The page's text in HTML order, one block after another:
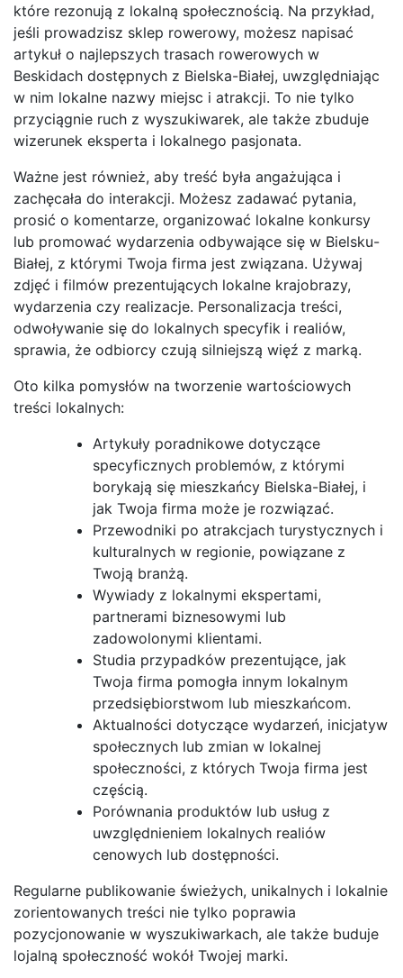
które rezonują z lokalną społecznością. Na przykład,
jeśli prowadzisz sklep rowerowy, możesz napisać
artykuł o najlepszych trasach rowerowych w
Beskidach dostępnych z Bielska-Białej, uwzględniając
w nim lokalne nazwy miejsc i atrakcji. To nie tylko
przyciągnie ruch z wyszukiwarek, ale także zbuduje
wizerunek eksperta i lokalnego pasjonata.
Ważne jest również, aby treść była angażująca i
zachęcała do interakcji. Możesz zadawać pytania,
prosić o komentarze, organizować lokalne konkursy
lub promować wydarzenia odbywające się w Bielsku-
Białej, z którymi Twoja firma jest związana. Używaj
zdjęć i filmów prezentujących lokalne krajobrazy,
wydarzenia czy realizacje. Personalizacja treści,
odwoływanie się do lokalnych specyfik i realiów,
sprawia, że odbiorcy czują silniejszą więź z marką.
Oto kilka pomysłów na tworzenie wartościowych
treści lokalnych:
Artykuły poradnikowe dotyczące
specyficznych problemów, z którymi
borykają się mieszkańcy Bielska-Białej, i
jak Twoja firma może je rozwiązać.
Przewodniki po atrakcjach turystycznych i
kulturalnych w regionie, powiązane z
Twoją branżą.
Wywiady z lokalnymi ekspertami,
partnerami biznesowymi lub
zadowolonymi klientami.
Studia przypadków prezentujące, jak
Twoja firma pomogła innym lokalnym
przedsiębiorstwom lub mieszkańcom.
Aktualności dotyczące wydarzeń, inicjatyw
społecznych lub zmian w lokalnej
społeczności, z których Twoja firma jest
częścią.
Porównania produktów lub usług z
uwzględnieniem lokalnych realiów
cenowych lub dostępności.
Regularne publikowanie świeżych, unikalnych i lokalnie
zorientowanych treści nie tylko poprawia
pozycjonowanie w wyszukiwarkach, ale także buduje
lojalną społeczność wokół Twojej marki.